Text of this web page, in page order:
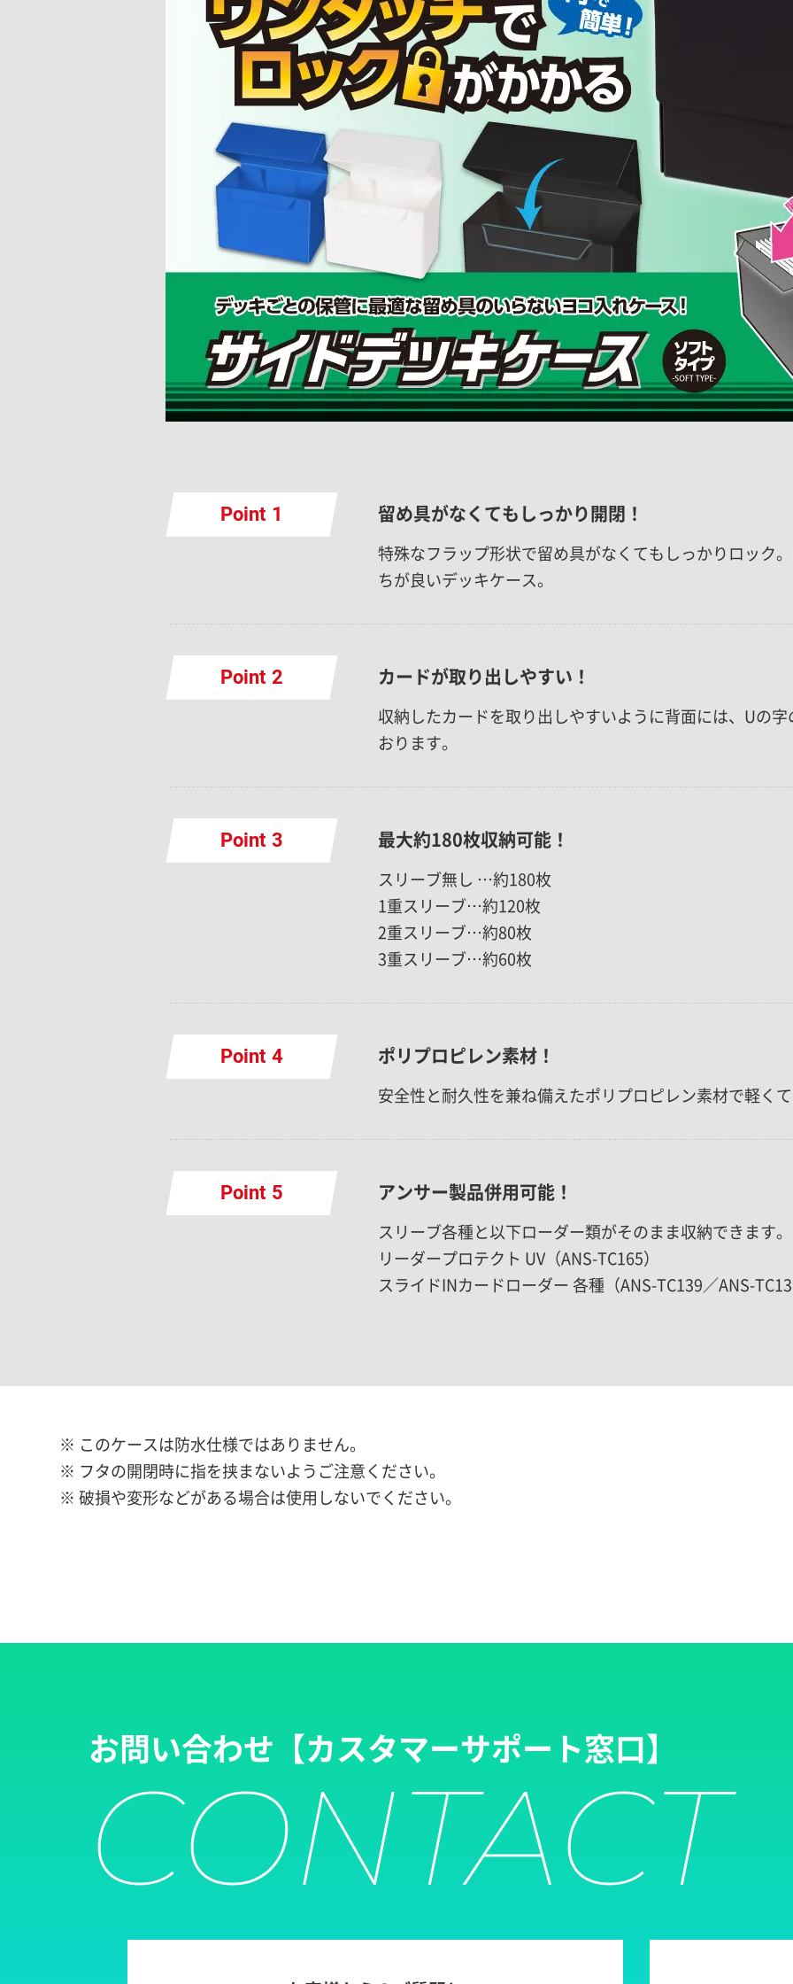
Point 留め具がなくてもしっかり開閉！
特殊なフラップ形状で留め具がなくてもしっかりロック
ちが良いデッキケース。
Point カードが取り出しやすい！
収納したカードを取り出しやすいように背面には、Uの
おります。
Point 最大約180枚収納可能！
スリーブ無し …約180枚
1重スリーブ…約120枚
2重スリーブ…約80枚
3重スリーブ…約60枚
Point ポリプロピレン素材！
安全性と耐久性を兼ね備えたポリプロピレン素材で軽くて
Point アンサー製品併用可能！
スリーブ各種と以下ローダー類がそのまま収納できます。
リーダープロテクト UV（ANS-TC165）
スライドINカードローダー 各種（ANS-TC139／ANS-
※ このケースは防水仕様ではありません。
※ フタの開閉時に指を挟まないようご注意ください。
※ 破損や変形などがある場合は使用しないでください。
お問い合わせ 【カスタマーサポート窓口】
CONTACT